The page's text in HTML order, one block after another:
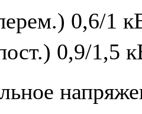
0,6/1
0,9/1,5